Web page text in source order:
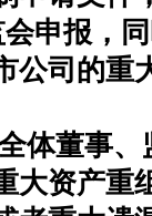
申报，
公司的重
董事、
大资产重